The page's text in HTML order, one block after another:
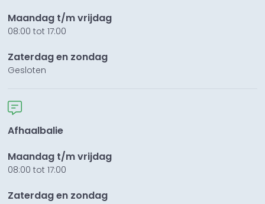
Maandag t/m vrijdag
08:00 tot 17:00
Zaterdag en zondag
Gesloten
Afhaalbalie
Maandag t/m vrijdag
08:00 tot 17:00
Zaterdag en zondag